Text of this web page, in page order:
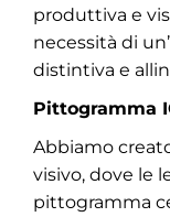
produttiva e
necessità di
distintiva e
Pittogramma
Abbiamo
visivo, dove le
pittogramma